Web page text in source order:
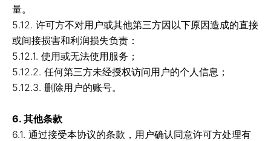
量。
5.12. 许可方不对用户或其他第三方因以下原因造成的直接
或间接损害和利润损失负责：
5.12.1. 使用或无法使用服务；
5.12.2. 任何第三方未经授权访问用户的个人信息；
5.12.3. 删除用户的账号。
6. 其他条款
6.1. 通过接受本协议的条款，用户确认同意许可方处理有